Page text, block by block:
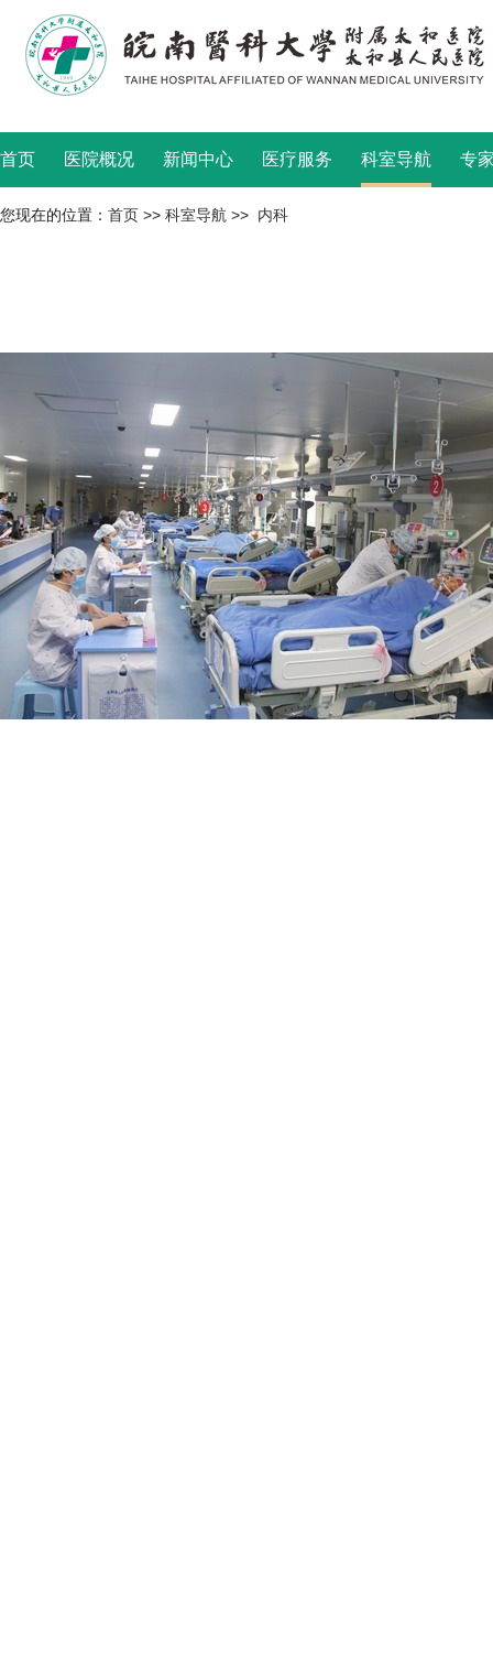
首页 医院概况 新闻中心 医疗服务 科室导航 专
您现在的位置： 首页 >> 科室导航 >> 内科